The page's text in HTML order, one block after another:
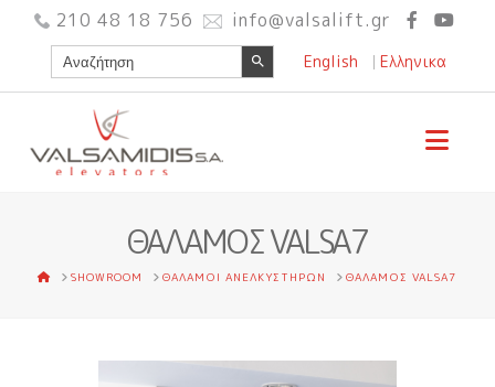
210 48 18 756 info@valsalift.gr
Search
for:
Search Button
English Ελληνικα
ΘΆΛΑΜΟΣ VALSA7
HOMESHOWROOM ΘΑΛΑΜΟΙ ΑΝΕΛΚΥΣΤΗΡΩΝ ΘΆΛΑΜΟΣ VALSA7